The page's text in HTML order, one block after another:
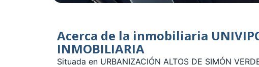
Acerca de la inmobiliaria
INMOBILIARIA
Situada en URBANIZACIÓN ALTOS DE SIMÓN